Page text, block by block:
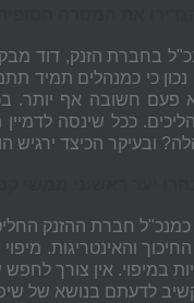
בחברת הזנק, דוד
נכון כי כמנהלים תמיד
פעם חשובה אף יותר.
ככל שינסה
ובעיקר הכיצד ירגיש
חברת ההזנק החליט
והאינטריגות.
במיפוי. אין צורך
לדעתם בנושא של